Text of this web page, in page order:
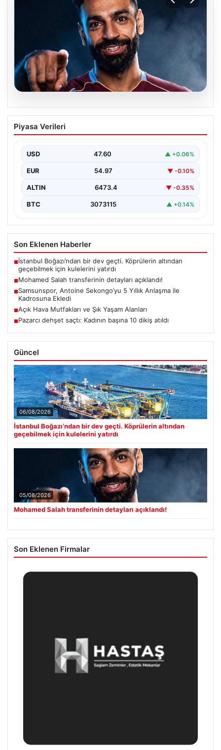
05.08.2026
Mohamed Salah transferinin detayları
açıklandı!
Piyasa Verileri
USD 47.60 ▲ +0.06%
EUR 54.97 ▼ -0.10%
ALTIN 6473.4 ▼ -0.35%
BTC 3073115 ▲ +0.14%
Son Eklenen Haberler
■İstanbul Boğazı’ndan bir dev geçti. Köprülerin altından
geçebilmek için kulelerini yatırdı
■Mohamed Salah transferinin detayları açıklandı!
■Samsunspor, Antoine Sekongo’yu 5 Yıllık Anlaşma ile
Kadrosuna Ekledi
■Açık Hava Mutfakları ve Şık Yaşam Alanları
■Pazarcı dehşet saçtı: Kadının başına 10 dikiş atıldı
Güncel
06/08/2026
İstanbul Boğazı’ndan bir dev geçti. Köprülerin altından
geçebilmek için kulelerini yatırdı
05/08/2026
Mohamed Salah transferinin detayları açıklandı!
Son Eklenen Firmalar